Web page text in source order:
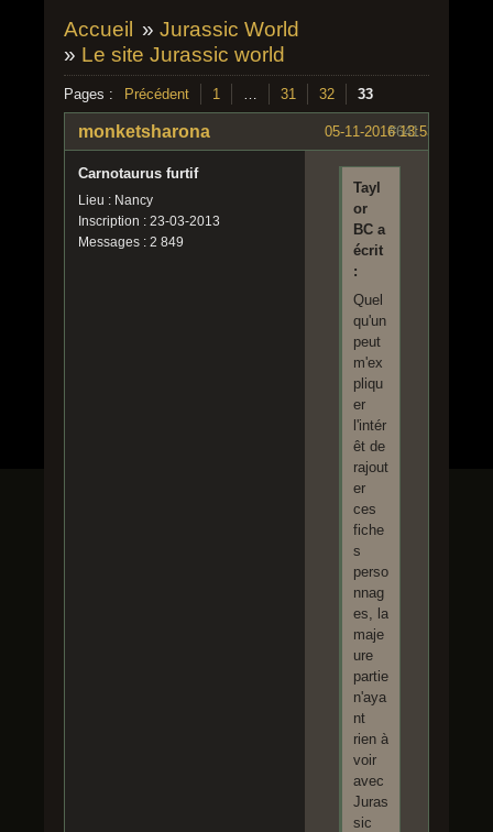
Accueil » Jurassic World
» Le site Jurassic world
Pages : Précédent 1 … 31 32 33
#641
05-11-2016 13:53:15
monketsharona
Carnotaurus furtif
Lieu : Nancy
Inscription : 23-03-2013
Messages : 2 849
Tayl
or
BC a
écrit
:
Quel
qu'un
peut
m'ex
pliqu
er
l'intér
êt de
rajout
er
ces
fiche
s
perso
nnag
es, la
maje
ure
partie
n'aya
nt
rien à
voir
avec
Juras
sic